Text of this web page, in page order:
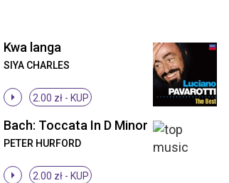
Kwa langa
SIYA CHARLES
2.00 zł - KUP
Bach: Toccata In D Minor
PETER HURFORD
2.00 zł - KUP